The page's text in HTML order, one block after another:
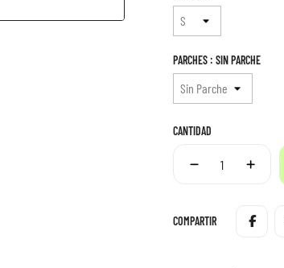
PARCHES : SIN PARCHE
CANTIDAD
COMPARTIR